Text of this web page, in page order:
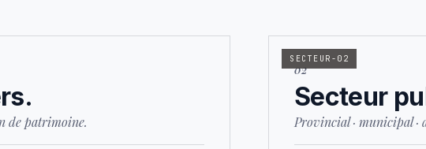
de patrimoine.
SECTEUR-02
02
Secteur
Provincial · municipal ·